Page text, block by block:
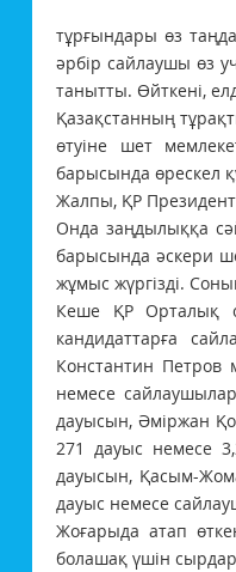
тұрғындары өз
әрбір сайлаушы өз
танытты. Өйткені,
Қазақстанның
өтуіне шет
барысында өрескел
Жалпы, ҚР
Онда заңдылыққа
барысында әскери
жұмыс жүргізді.
Кеше ҚР Орталық
кандидаттарға
Константин Петров
немесе
дауысын, Әміржан
271 дауыс немесе
дауысын, Қасым-
дауыс немесе
Жоғарыда атап
болашақ үшін